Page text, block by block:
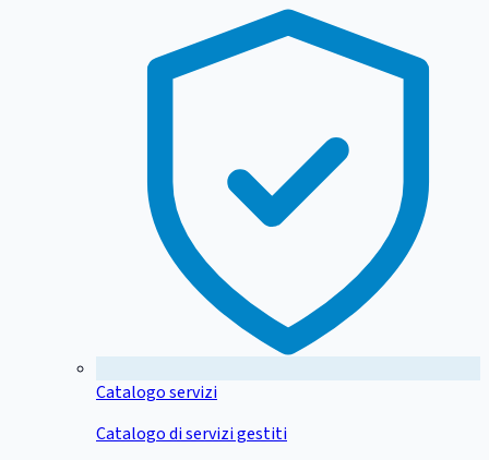
Catalogo servizi
Catalogo di servizi gestiti